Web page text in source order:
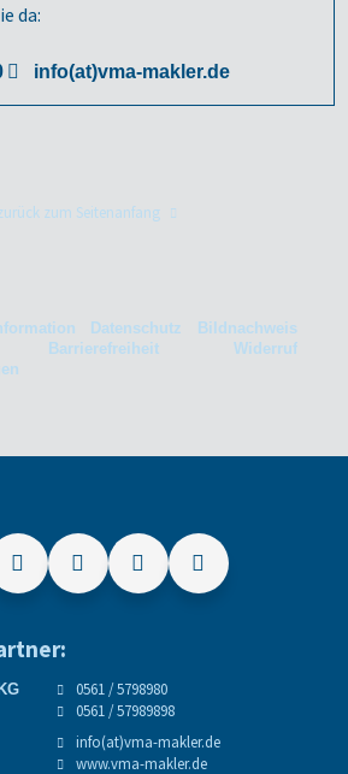
da:
info(at)vma-makler.de
zum Seitenanfang
Datenschutz
Bildnachweis
Barrierefreiheit
Widerruf
0561 / 5798980
0561 / 57989898
info(at)vma-makler.de
www.vma-makler.de